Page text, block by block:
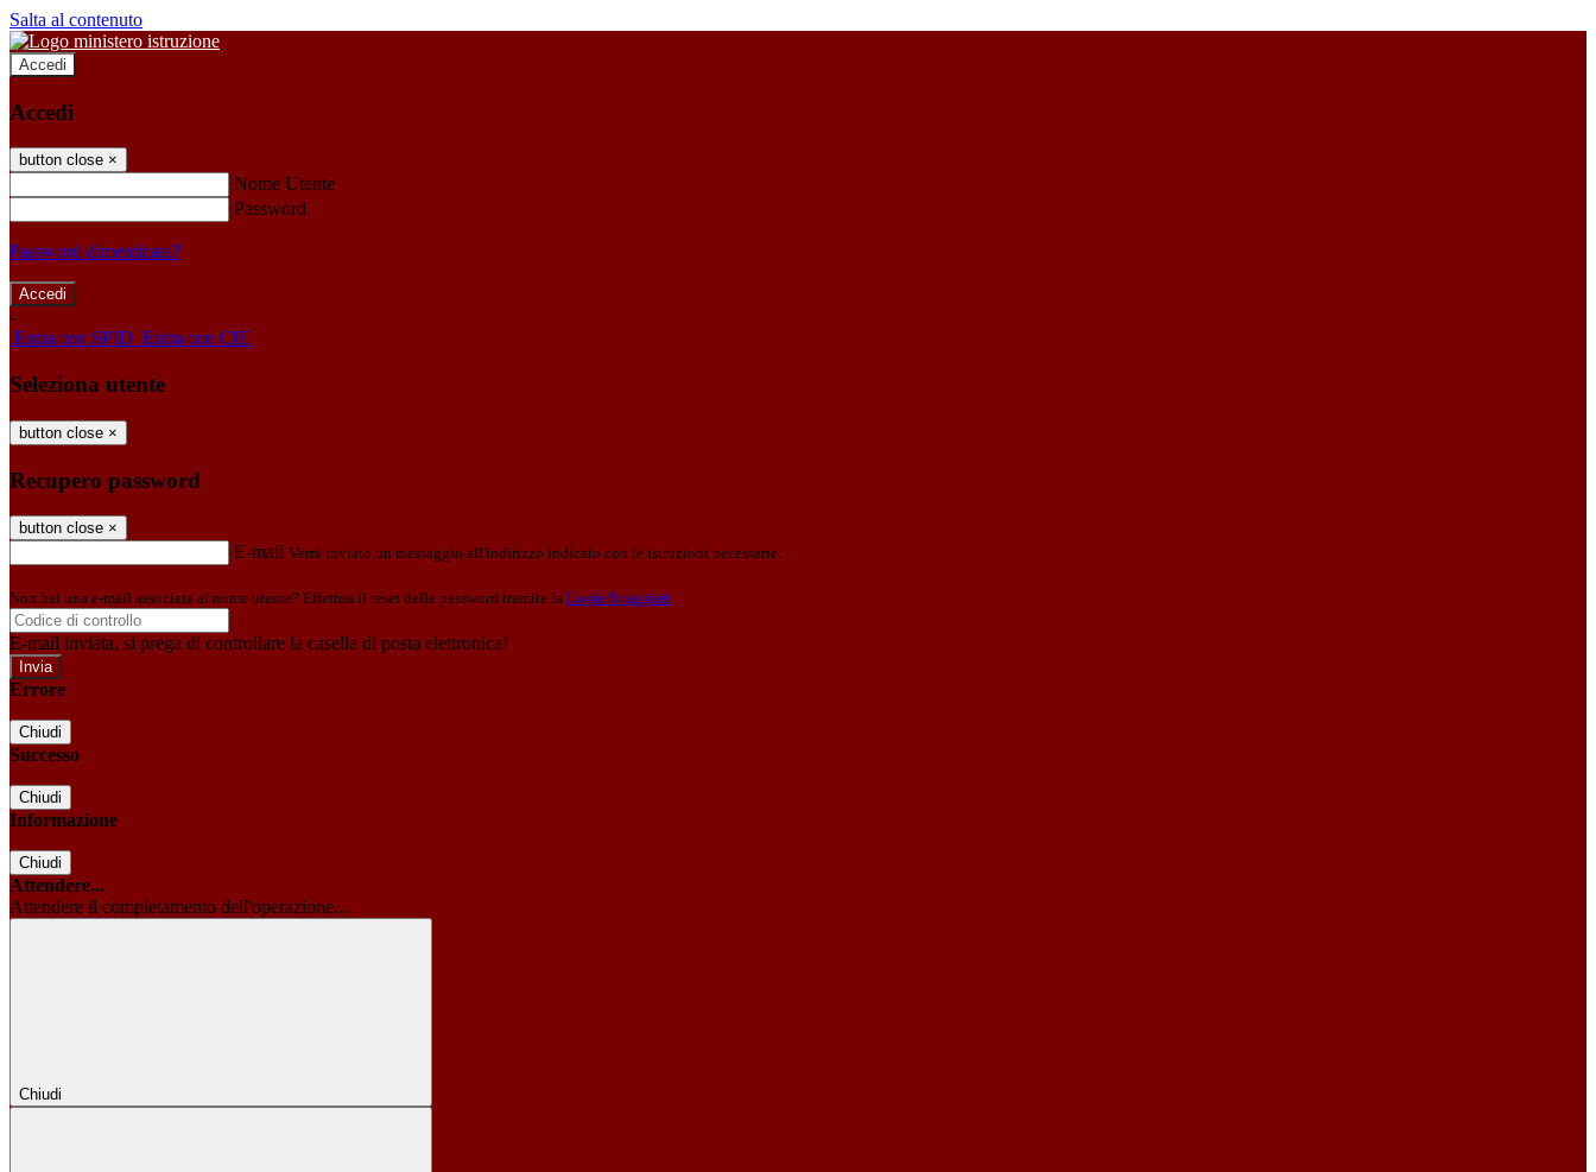
Salta al contenuto
Accedi
Accedi
button close ×
Nome Utente
Password
Password dimenticata?
-
Entra con SPID Entra con CIE
Seleziona utente
button close ×
Recupero password
button close ×
E-mail Verrà inviato un messaggio all'indirizzo indicato con le istruzioni necessarie.
Non hai una e-mail associata al nome utente? Effettua il reset della password tramite la Login Spaggiari
E-mail inviata, si prega di controllare la casella di posta elettronica!
Errore
Chiudi
Successo
Chiudi
Informazione
Chiudi
Attendere...
Attendere il completamento dell'operazione...
Chiudi